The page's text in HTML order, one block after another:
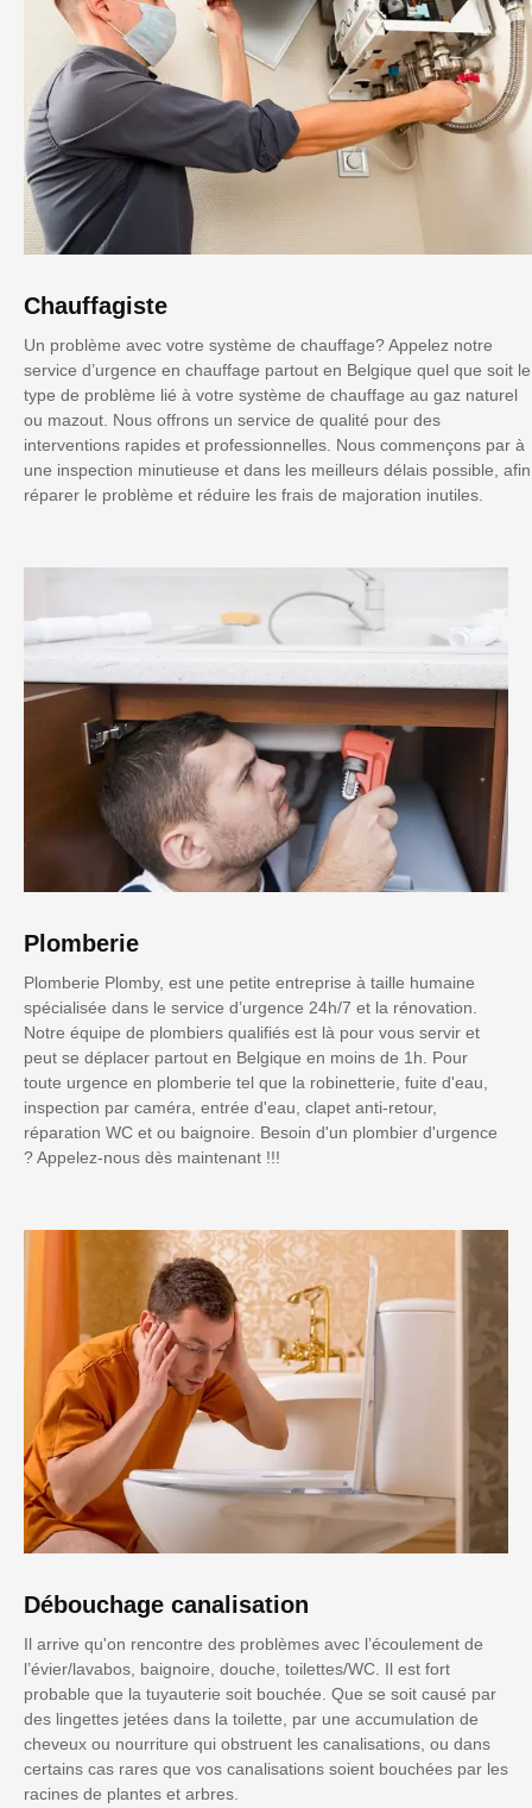
Chauffagiste
Un problème avec votre système de chauffage? Appelez notre
service d’urgence en chauffage partout en Belgique quel que soit le
type de problème lié à votre système de chauffage au gaz naturel
ou mazout. Nous offrons un service de qualité pour des
interventions rapides et professionnelles. Nous commençons par à
une inspection minutieuse et dans les meilleurs délais possible, afin
réparer le problème et réduire les frais de majoration inutiles.
Plomberie
Plomberie Plomby, est une petite entreprise à taille humaine
spécialisée dans le service d’urgence 24h/7 et la rénovation.
Notre équipe de plombiers qualifiés est là pour vous servir et
peut se déplacer partout en Belgique en moins de 1h. Pour
toute urgence en plomberie tel que la robinetterie, fuite d'eau,
inspection par caméra, entrée d'eau, clapet anti-retour,
réparation WC et ou baignoire. Besoin d'un plombier d'urgence
? Appelez-nous dès maintenant !!!
Débouchage canalisation
Il arrive qu'on rencontre des problèmes avec l’écoulement de
l’évier/lavabos, baignoire, douche, toilettes/WC. Il est fort
probable que la tuyauterie soit bouchée. Que se soit causé par
des lingettes jetées dans la toilette, par une accumulation de
cheveux ou nourriture qui obstruent les canalisations, ou dans
certains cas rares que vos canalisations soient bouchées par les
racines de plantes et arbres.